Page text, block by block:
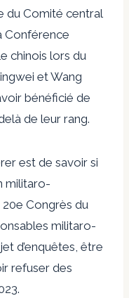
du Comité central
Conférence
chinois lors du
et Wang
bénéficié de
de leur rang.
est de savoir si
militaro-
Congrès du
militaro-
d’enquêtes, être
refuser des